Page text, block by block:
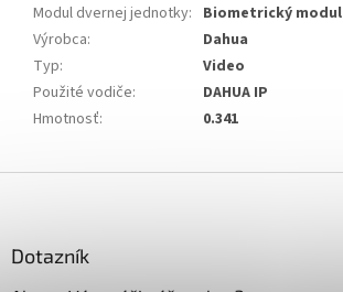
Modul dvernej jednotky: Biometrický modul
Výrobca:
Dahua
Typ:
Video
Použité vodiče:
DAHUA IP
Hmotnosť: 0.341
Dotazník